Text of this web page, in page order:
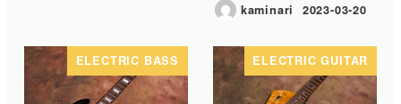
kaminari
投稿日
2023-03-20
ELECTRIC BASS ELECTRIC GUITAR